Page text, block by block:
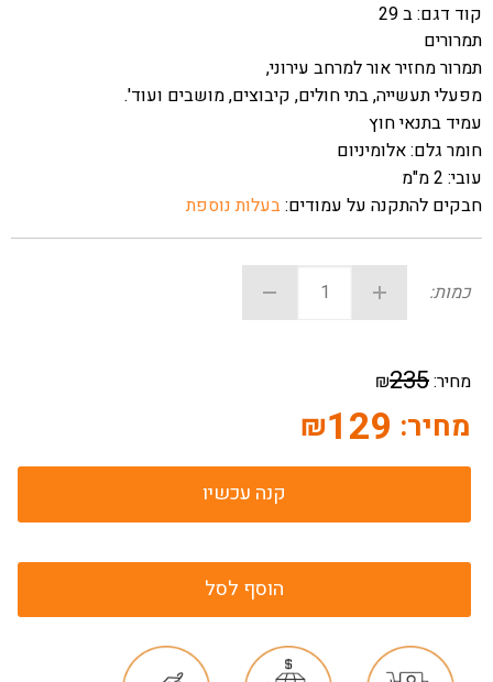
קוד דגם:ב 29
תמרורים
תמרור מחזיר אור למרחב עירוני,
מפעלי תעשייה, בתי חולים, קיבוצים, מושבים ועוד'.
עמיד בתנאי חוץ
חומר גלם: אלומיניום
עובי: 2 מ"מ
חבקים להתקנה על עמודים:בעלות נוספת
כמות:
מחיר:235
₪
מחיר: 129
₪
קנה עכשיו
הוסף לסל